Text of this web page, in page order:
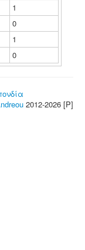
1
0
1
0
2012-2026 [P]